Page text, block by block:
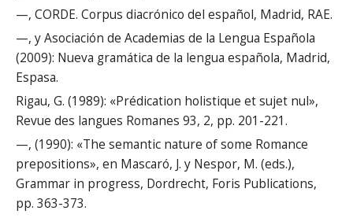
—, CORDE. Corpus diacrónico del español, Madrid, RAE.
—, y Asociación de Academias de la Lengua Española
(2009): Nueva gramática de la lengua española, Madrid,
Espasa.
Rigau, G. (1989): «Prédication holistique et sujet nul»,
Revue des langues Romanes 93, 2, pp. 201-221.
—, (1990): «The semantic nature of some Romance
prepositions», en Mascaró, J. y Nespor, M. (eds.),
Grammar in progress, Dordrecht, Foris Publications,
pp. 363-373.